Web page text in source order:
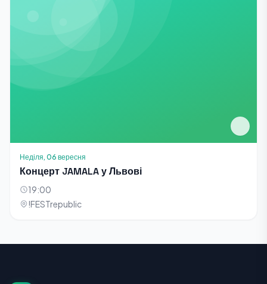
Неділя, 06 вересня
Концерт JAMALA у Львові
19:00
!FESTrepublic